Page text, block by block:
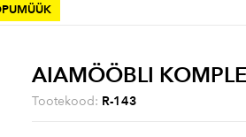
AIAMÖÖBLI
Tootekood: R-143